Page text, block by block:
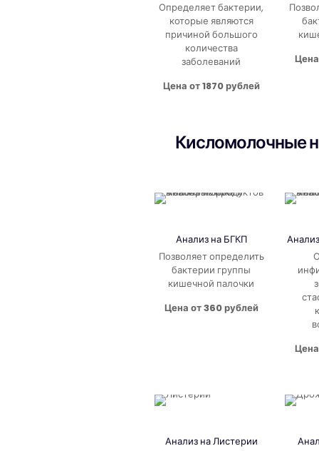
Определяет бактерии,
которые являются
причиной большого
количества
заболеваний
Цена от 1870 рублей
Кисломолочные
Анализ на БГКП
Позволяет определить
бактерии группы
кишечной палочки
Цена от 360 рублей
Анализ на Листерии